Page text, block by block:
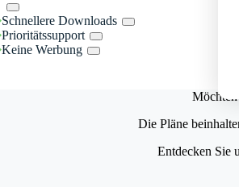
Schnellere Downloads
Prioritätssupport
Keine Werbung
Die Pläne
Entdecken Sie